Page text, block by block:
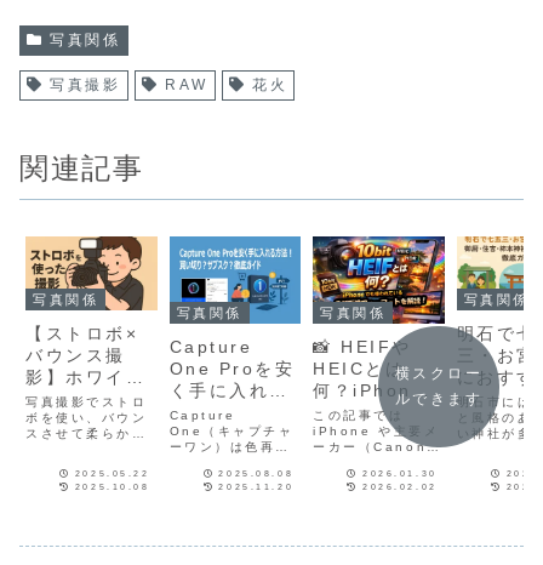
写真関係
写真撮影 RAW 花火
関連記事
写真関係
【ストロボ×
バウンス撮
影】ホワイト
バランスの失
敗を防ぐ方法
と、RAW現像
する考え方
写真撮影でストロ
ボを使い、バウン
スさせて柔らかい
が、「思ったより
ホワイトバランス
2025.05.22
2025.10.08
写真関係
Capture
One Proを安
く手に入れる
方法！買い切
り？サブス
ク？徹底ガイ
Capture
One（キャプチャ
ーワン）は色再現
テザリング撮影の
強さでプロに人気
2025.08.08
2025.11.20
写真関係
📸 HEIFや
HEICとは
何？iPhone
でも使われて
いる最新画像
フォーマット
を解説！
この記事では
iPhone や主要メ
ーカー（Canon /
の実務的な違いま
で、一気にわかり
2026.01.30
2026.02.02
写真関係
明石で七
三・お
におすす
御厨・住
柿本神社
影スポッ
明石市には
と風格のあ
い神社が多
ます。その
に特に人気
それぞれの
横スクロー
ルできます